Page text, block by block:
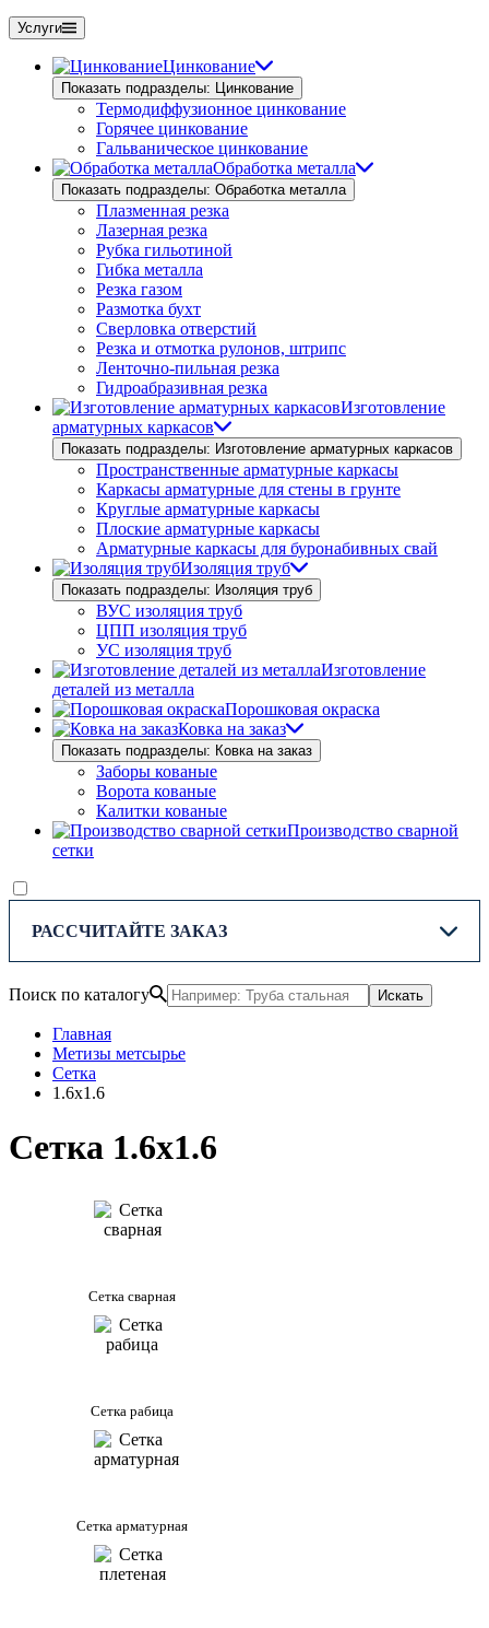
Услуги
Цинкование
Показать подразделы: Цинкование
Термодиффузионное цинкование
Горячее цинкование
Гальваническое цинкование
Обработка металла
Показать подразделы: Обработка металла
Плазменная резка
Лазерная резка
Рубка гильотиной
Гибка металла
Резка газом
Размотка бухт
Сверловка отверстий
Резка и отмотка рулонов, штрипс
Ленточно-пильная резка
Гидроабразивная резка
Изготовление
арматурных каркасов
Показать подразделы: Изготовление арматурных каркасов
Пространственные арматурные каркасы
Каркасы арматурные для стены в грунте
Круглые арматурные каркасы
Плоские арматурные каркасы
Арматурные каркасы для буронабивных свай
Изоляция труб
Показать подразделы: Изоляция труб
ВУС изоляция труб
ЦПП изоляция труб
УС изоляция труб
Изготовление
деталей из металла
Порошковая окраска
Ковка на заказ
Показать подразделы: Ковка на заказ
Заборы кованые
Ворота кованые
Калитки кованые
Производство сварной
сетки
РАССЧИТАЙТЕ ЗАКАЗ
Поиск по каталогу Искать
Главная
Метизы метсырье
Сетка
1.6х1.6
Сетка 1.6х1.6
Сетка сварная
Сетка рабица
Сетка арматурная